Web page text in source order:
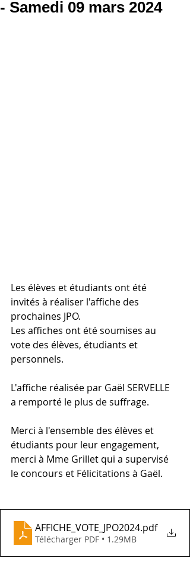
- Samedi 09 mars 2024
Les élèves et étudiants ont été
invités à réaliser l'affiche des
prochaines JPO.
Les affiches ont été soumises au
vote des élèves, étudiants et
personnels.
L'affiche réalisée par Gaël SERVELLE
a remporté le plus de suffrage.
Merci à l'ensemble des élèves et
étudiants pour leur engagement,
merci à Mme Grillet qui a supervisé
le concours et Félicitations à Gaël.
AFFICHE_VOTE_JPO2024.pdf
Télécharger PDF • 1.29MB